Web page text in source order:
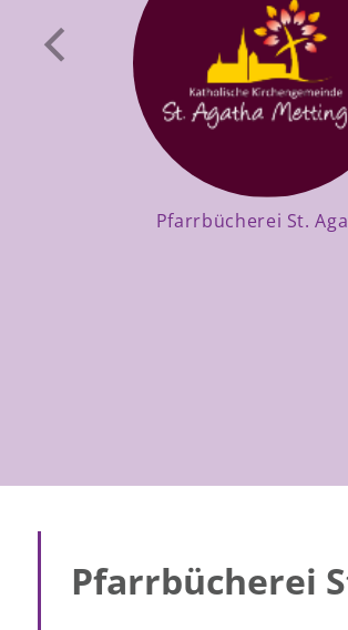
Pfarrbücherei St.
Pfarrbücherei